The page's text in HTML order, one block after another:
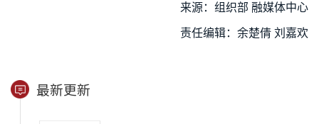
来源：组织部 融媒体中心
责任编辑：余楚倩 刘嘉欢
最新更新